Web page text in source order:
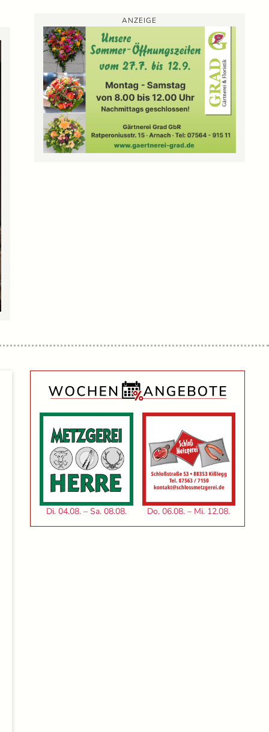
ANZEIGE
Di. 04.08. – Sa. 08.08. Do. 06.08. – Mi. 12.08.